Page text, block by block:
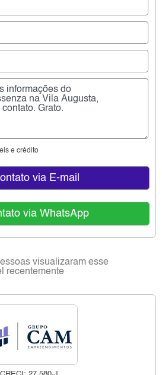
e crédito
via E-mail
via WhatsApp
visualizaram esse
recentemente